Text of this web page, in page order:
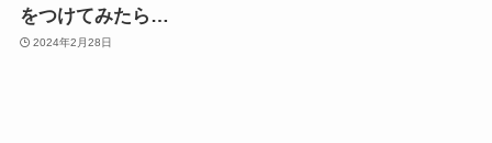
をつけてみたら…
2024年2月28日